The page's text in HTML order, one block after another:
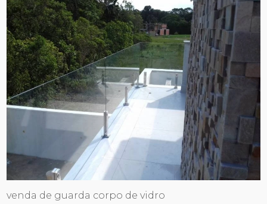
venda de guarda corpo de vidro